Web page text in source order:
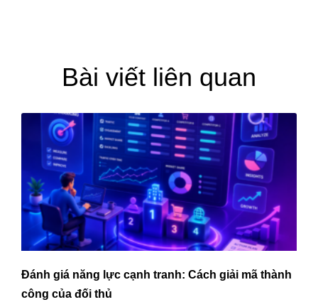
Bài viết liên quan
Đánh giá năng lực cạnh tranh: Cách giải mã thành
công của đối thủ